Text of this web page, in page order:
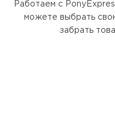
Работаем с
можете выбрать
забрать